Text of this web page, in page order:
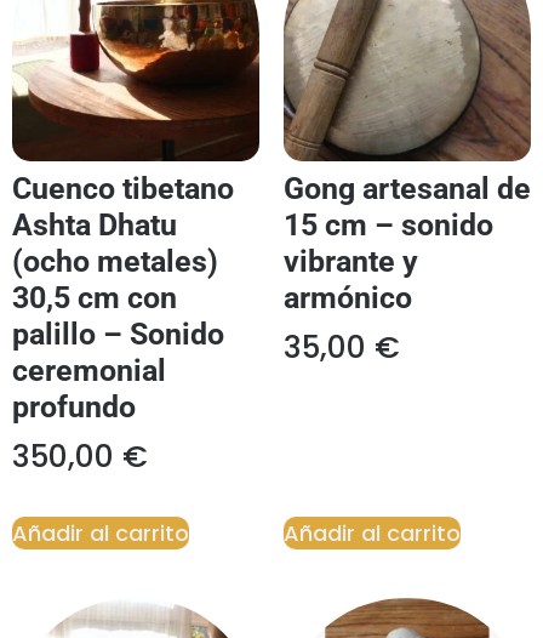
Cuenco tibetano
Ashta Dhatu
(ocho metales)
30,5 cm con
palillo – Sonido
ceremonial
profundo
350,00 €
Añadir al carrito
Gong artesanal de
15 cm – sonido
vibrante y
armónico
35,00 €
Añadir al carrito